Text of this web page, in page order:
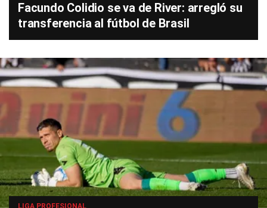
Facundo Colidio se va de River: arregló su
transferencia al fútbol de Brasil
LIGA PROFESIONAL